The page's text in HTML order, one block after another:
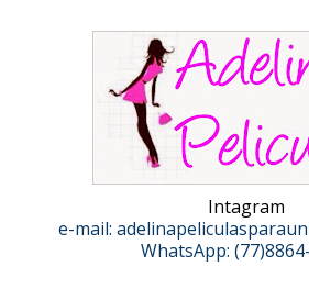
Intagram
e-mail:
WhatsApp: